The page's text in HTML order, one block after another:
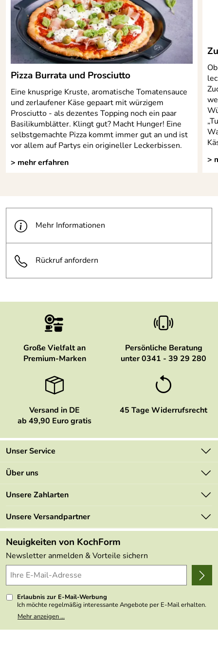
Vellberg, contact@deejo.de
Lieferumfang:
geliefert in einer weißen
Geschenkverpackung
Serie:
Tafelmesser
Material:
2CR14 + Griff aus Korallenholz
Spülmaschinen
geeignet:
Nein
Pizza Burrata und Prosciutto
Eine knusprige Kruste, aromatische Tomatensauce
und zerlaufener Käse gepaart mit würzigem
Prosciutto - als dezentes Topping noch ein paar
Basilikumblätter. Klingt gut? Macht Hunger! Eine
selbstgemachte Pizza kommt immer gut an und ist
vor allem auf Partys ein origineller Leckerbissen.
> mehr erfahren
>
Mehr Informationen
Rückruf anfordern
Große Vielfalt an
Premium-Marken
Persönliche Beratung
unter 0341 - 39 29 280
Versand in DE
ab 49,90 Euro gratis
45 Tage Widerrufsrecht
Unser Service
Kontakt
Mehrwertsteuerfrei
Retourenportal
FAQs
Lieferbedingungen
Delivery Terms
Kundenlogin
Über uns
Marken
Angebote
Made in Germany
Themen
Wir über uns
Presse
Unsere Zahlarten
Unsere Versandpartner
Neuigkeiten von KochForm
Newsletter anmelden & Vorteile sichern
Erlaubnis zur E-Mail-Werbung
Ich möchte regelmäßig interessante Angebote per E-Mail erhalten.
Meine E-Mail-Adresse wird nicht an andere Unternehmen
weitergegeben. Zu statistischen Zwecken wird in anonymer Form
Mehr anzeigen ...